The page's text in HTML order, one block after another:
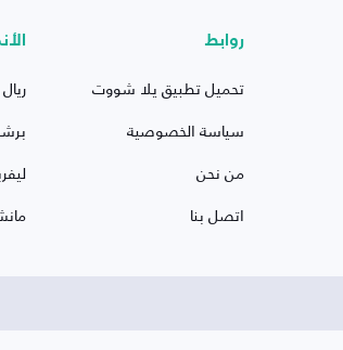
روابط
تحميل تطبيق يلا شووت
سياسة الخصوصية
من نحن
اتصل بنا